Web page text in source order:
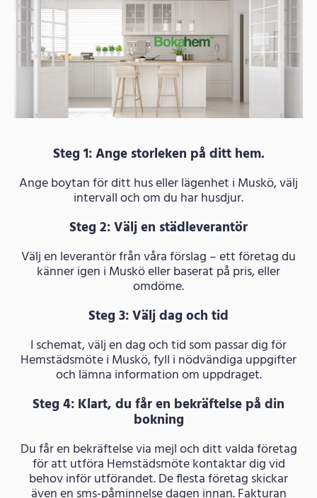
Steg 1: Ange storleken på ditt hem.
Ange boytan för ditt hus eller lägenhet i Muskö, välj
intervall och om du har husdjur.
Steg 2: Välj en städleverantör
Välj en leverantör från våra förslag – ett företag du
känner igen i Muskö eller baserat på pris, eller
omdöme.
Steg 3: Välj dag och tid
I schemat, välj en dag och tid som passar dig för
Hemstädsmöte i Muskö, fyll i nödvändiga uppgifter
och lämna information om uppdraget.
Steg 4: Klart, du får en bekräftelse på din
bokning
Du får en bekräftelse via mejl och ditt valda företag
för att utföra Hemstädsmöte kontaktar dig vid
behov inför utförandet. De flesta företag skickar
även en sms-påminnelse dagen innan. Fakturan